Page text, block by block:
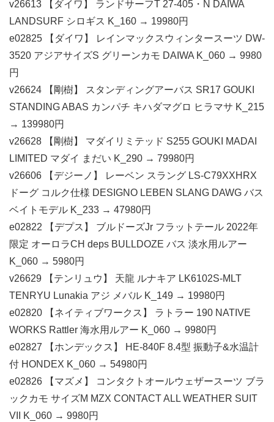
v26613 【ダイワ】 ランドサーフT 27-405・N DAIWA
LANDSURF シロギス K_160 → 19980円
e02825 【ダイワ】 レインマックスウィンタースーツ DW-
3520 アジアサイズS グリーンカモ DAIWA K_060 → 9980
円
v26624 【剛樹】 スタンディングアーバス SR17 GOUKI
STANDING ABAS カンパチ キハダマグロ ヒラマサ K_215
→ 139980円
v26628 【剛樹】 マダイリミテッド S255 GOUKI MADAI
LIMITED マダイ まだい K_290 → 79980円
v26606 【デジーノ】 レーベン スラング LS-C79XXHRX
ドーグ コルク仕様 DESIGNO LEBEN SLANG DAWG バス
ベイトモデル K_233 → 47980円
e02822 【デプス】 ブルドーズJr フラットテール 2022年
限定 オーロラCH deps BULLDOZE バス 淡水用ルアー
K_060 → 5980円
v26629 【テンリュウ】 天龍 ルナキア LK6102S-MLT
TENRYU Lunakia アジ メバル K_149 → 19980円
e02820 【ネイティブワークス】 ラトラー 190 NATIVE
WORKS Rattler 海水用ルアー K_060 → 9980円
e02827 【ホンデックス】 HE-840F 8.4型 振動子&水温計
付 HONDEX K_060 → 54980円
e02826 【マズメ】 コンタクトオールウェザースーツ ブラ
ックカモ サイズM MZX CONTACT ALL WEATHER SUIT
VII K_060 → 9980円